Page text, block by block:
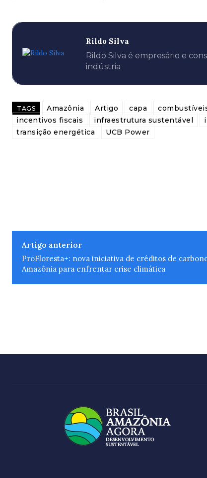
Rildo Silva
Rildo Silva é empresário e
indústria
TAGS Amazônia Artigo capa
incentivos fiscais
infraestrutura sustentável
transição energética
UCB Power
Artigo anterior
ProFloresta+: nova iniciativa de créditos de
Amazônia para enfrentar crise climática